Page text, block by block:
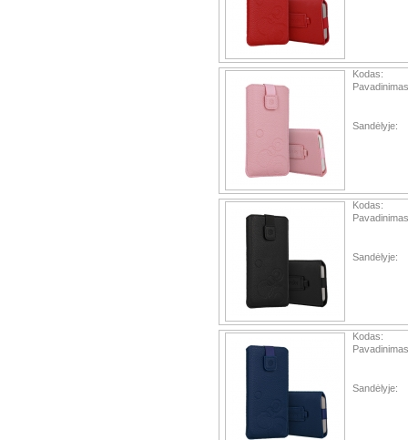
Kodas:
Sandėlyje:
Kodas:
Sandėlyje:
Kodas:
Sandėlyje: